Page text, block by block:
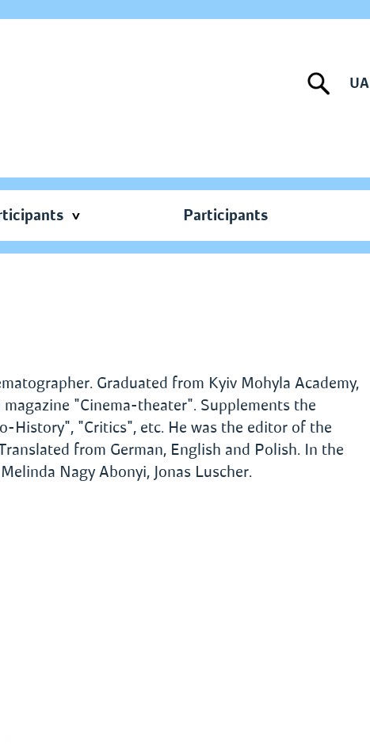
UA
Participants
Graduated from Kyiv Mohyla Academy,
"Cinema-theater". Supplements the
History", "Critics", etc. He was the editor of the
from German, English and Polish. In the
Nagy Abonyi, Jonas Luscher.